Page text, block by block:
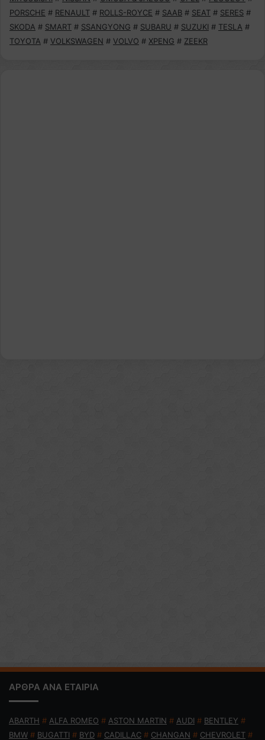
PORSCHE # RENAULT # ROLLS-ROYCE # SAAB # SEAT # SERES #
SKODA # SMART # SSANGYONG # SUBARU # SUZUKI # TESLA #
TOYOTA # VOLKSWAGEN # VOLVO # XPENG # ZEEKR
ΑΡΘΡΑ ΑΝΑ ΕΤΑΙΡΙΑ
ABARTH # ALFA ROMEO # ASTON MARTIN # AUDI # BENTLEY #
BMW # BUGATTI # BYD # CADILLAC # CHANGAN # CHEVROLET #